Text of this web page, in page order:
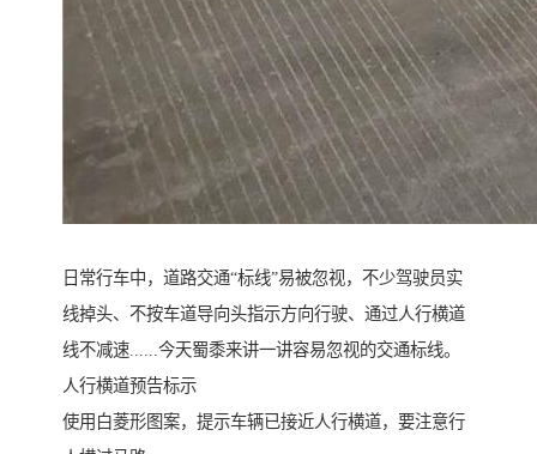
日常行车中，道路交通“标线”易被忽视，不少驾驶员实
线掉头、不按车道导向头指示方向行驶、通过人行横道
线不减速......今天蜀黍来讲一讲容易忽视的交通标线。
人行横道预告标示
使用白菱形图案，提示车辆已接近人行横道，要注意行